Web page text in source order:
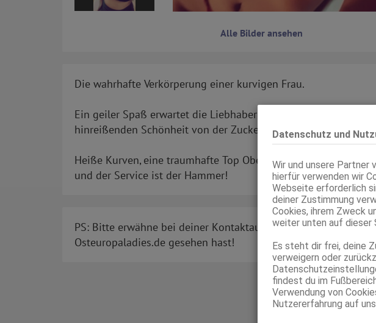
Datenschutz und
Wir und unsere Partner
hierfür verwenden wir
Webseite erforderlich
deiner Zustimmung
Cookies, ihrem Zweck
weiter unten auf dieser
Es steht dir frei, deine
verweigern oder
findest du im
Verwendung von
Nutzererfahrung auf
Alle Bilder ansehen
Die wahrhafte Verkörperung einer kurvigen Frau.
Ein geiler Spaß erwartet die Liebhaber bei der
hinreißenden Schönheit von der Zuckerrohrinsel.
Heiße Kurven, eine traumhafte Top Oberweite
und der Service ist der Hammer!
PS: Bitte erwähne bei deiner Kontaktaufnahme, dass du die
Osteuropaladies.de gesehen hast!